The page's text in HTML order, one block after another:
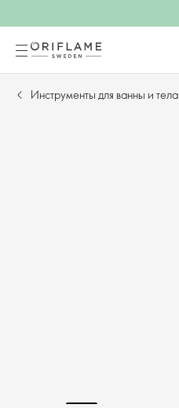
Инструменты для ванны и тела